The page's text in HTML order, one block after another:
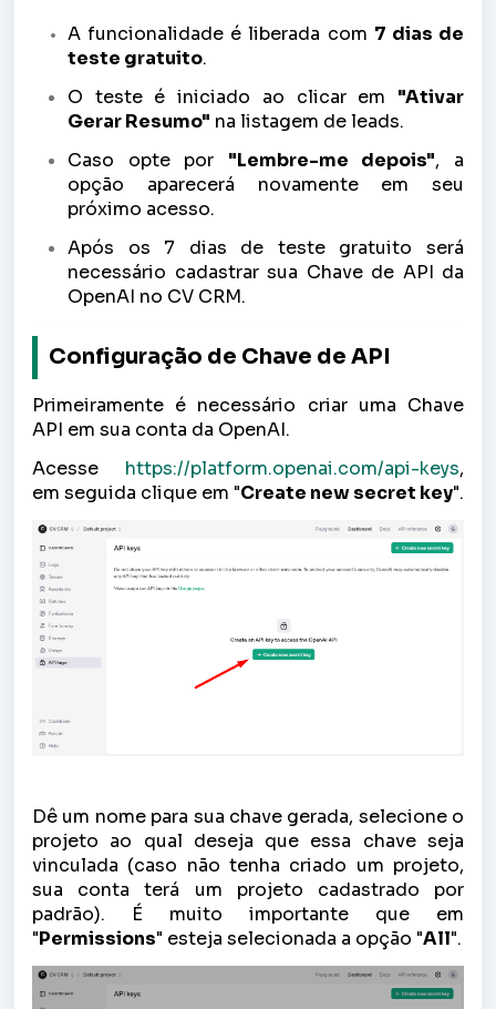
A funcionalidade é liberada com 7 dias de
teste gratuito.
O teste é iniciado ao clicar em "Ativar
Gerar Resumo" na listagem de leads.
Caso opte por "Lembre-me depois", a
opção aparecerá novamente em seu
próximo acesso.
Após os 7 dias de teste gratuito será
necessário cadastrar sua Chave de API da
OpenAI no CV CRM.
Configuração de Chave de API
Primeiramente é necessário criar uma Chave
API em sua conta da OpenAI.
Acesse https://platform.openai.com/api-keys,
em seguida clique em "Create new secret key".
Dê um nome para sua chave gerada, selecione o
projeto ao qual deseja que essa chave seja
vinculada (caso não tenha criado um projeto,
sua conta terá um projeto cadastrado por
padrão). É muito importante que em
"Permissions" esteja selecionada a opção "All".